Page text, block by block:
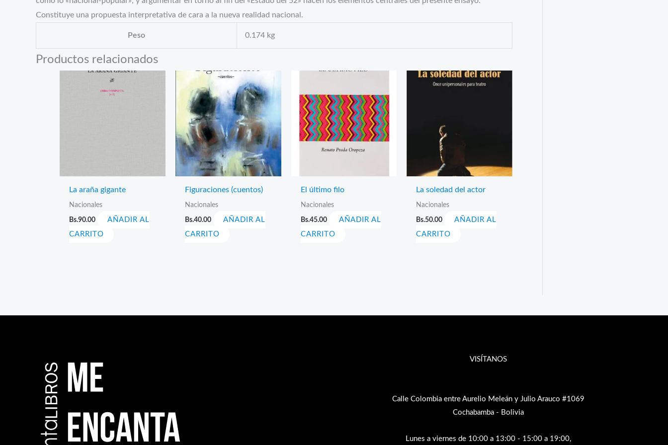
Constituye una propuesta interpretativa de cara a la nueva realidad nacional.
Peso 0.174 kg
Productos relacionados
La araña gigante
Nacionales
Bs.90.00
AÑADIR AL
CARRITO
Figuraciones (cuentos)
Nacionales
Bs.40.00
AÑADIR AL
CARRITO
El último filo
Nacionales
Bs.45.00
AÑADIR AL
CARRITO
La soledad del actor
Nacionales
Bs.50.00
AÑADIR AL
CARRITO
VISÍTANOS
Calle Colombia entre Aurelio Meleán y Julio Arauco #1069
Cochabamba - Bolivia
Lunes a viernes de 10:00 a 13:00 - 15:00 a 19:00,